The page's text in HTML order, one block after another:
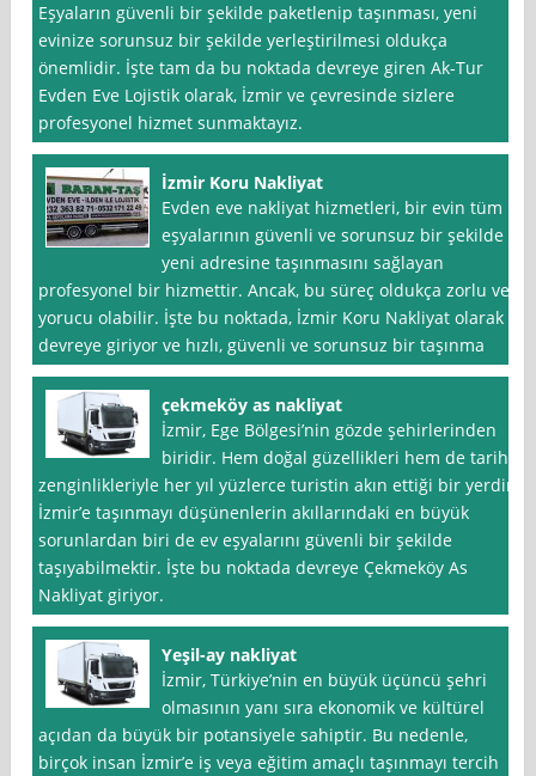
Eşyaların güvenli bir şekilde paketlenip taşınması, yeni
evinize sorunsuz bir şekilde yerleştirilmesi oldukça
önemlidir. İşte tam da bu noktada devreye giren Ak-Tur
Evden Eve Lojistik olarak, İzmir ve çevresinde sizlere
profesyonel hizmet sunmaktayız.
İzmir Koru Nakliyat
Evden eve nakliyat hizmetleri, bir evin tüm
eşyalarının güvenli ve sorunsuz bir şekilde
yeni adresine taşınmasını sağlayan
profesyonel bir hizmettir. Ancak, bu süreç oldukça zorlu ve
yorucu olabilir. İşte bu noktada, İzmir Koru Nakliyat olarak
devreye giriyor ve hızlı, güvenli ve sorunsuz bir taşınma
çekmeköy as nakliyat
İzmir, Ege Bölgesi’nin gözde şehirlerinden
biridir. Hem doğal güzellikleri hem de tarihi
zenginlikleriyle her yıl yüzlerce turistin akın ettiği bir yerdir.
İzmir’e taşınmayı düşünenlerin akıllarındaki en büyük
sorunlardan biri de ev eşyalarını güvenli bir şekilde
taşıyabilmektir. İşte bu noktada devreye Çekmeköy As
Nakliyat giriyor.
Yeşil-ay nakliyat
İzmir, Türkiye’nin en büyük üçüncü şehri
olmasının yanı sıra ekonomik ve kültürel
açıdan da büyük bir potansiyele sahiptir. Bu nedenle,
birçok insan İzmir’e iş veya eğitim amaçlı taşınmayı tercih